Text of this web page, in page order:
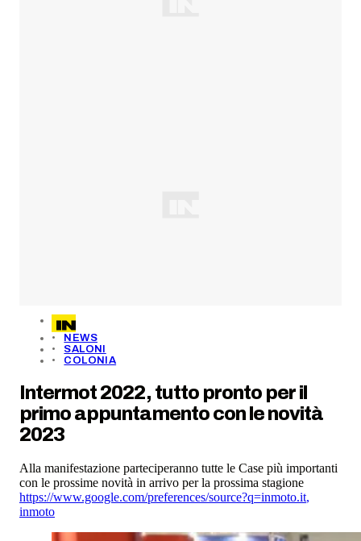
NEWS
SALONI
COLONIA
Intermot 2022, tutto pronto per il
primo appuntamento con le novità
2023
Alla manifestazione parteciperanno tutte le Case più importanti
con le prossime novità in arrivo per la prossima stagione
https://www.google.com/preferences/source?q=inmoto.it,
inmoto